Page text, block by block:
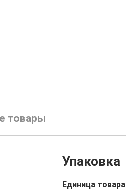
товары
Упаковка
Единица товара